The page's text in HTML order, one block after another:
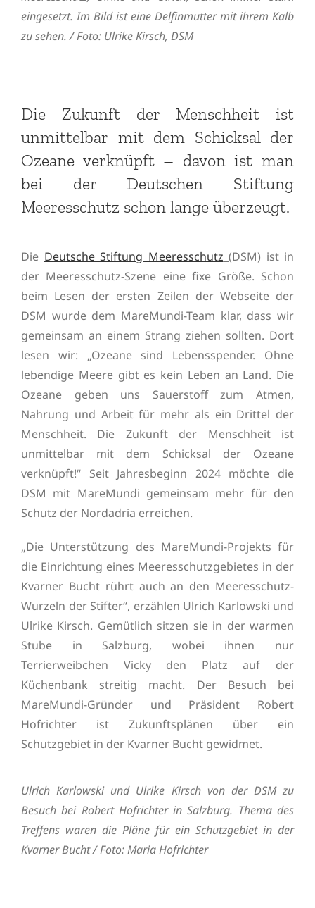
eingesetzt. Im Bild ist eine Delfinmutter mit ihrem Kalb
zu sehen. / Foto: Ulrike Kirsch, DSM
Die Zukunft der Menschheit ist
unmittelbar mit dem Schicksal der
Ozeane verknüpft – davon ist man
bei der Deutschen Stiftung
Meeresschutz schon lange überzeugt.
Die Deutsche Stiftung Meeresschutz (DSM) ist in
der Meeresschutz-Szene eine fixe Größe. Schon
beim Lesen der ersten Zeilen der Webseite der
DSM wurde dem MareMundi-Team klar, dass wir
gemeinsam an einem Strang ziehen sollten. Dort
lesen wir: „Ozeane sind Lebensspender. Ohne
lebendige Meere gibt es kein Leben an Land. Die
Ozeane geben uns Sauerstoff zum Atmen,
Nahrung und Arbeit für mehr als ein Drittel der
Menschheit. Die Zukunft der Menschheit ist
unmittelbar mit dem Schicksal der Ozeane
verknüpft!“ Seit Jahresbeginn 2024 möchte die
DSM mit MareMundi gemeinsam mehr für den
Schutz der Nordadria erreichen.
„Die Unterstützung des MareMundi-Projekts für
die Einrichtung eines Meeresschutzgebietes in der
Kvarner Bucht rührt auch an den Meeresschutz-
Wurzeln der Stifter“, erzählen Ulrich Karlowski und
Ulrike Kirsch. Gemütlich sitzen sie in der warmen
Stube in Salzburg, wobei ihnen nur
Terrierweibchen Vicky den Platz auf der
Küchenbank streitig macht. Der Besuch bei
MareMundi-Gründer und Präsident Robert
Hofrichter ist Zukunftsplänen über ein
Schutzgebiet in der Kvarner Bucht gewidmet.
Ulrich Karlowski und Ulrike Kirsch von der DSM zu
Besuch bei Robert Hofrichter in Salzburg. Thema des
Treffens waren die Pläne für ein Schutzgebiet in der
Kvarner Bucht / Foto: Maria Hofrichter